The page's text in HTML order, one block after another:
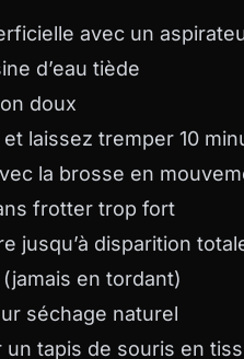
avec un
d’eau tiède
doux
laissez tremper 10
la brosse en
frotter trop fort
jusqu’à disparition
en tordant)
séchage naturel
un tapis de souris en